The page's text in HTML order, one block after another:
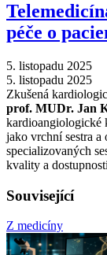
péče o
5. listopadu 2025
5. listopadu 2025
Zkušená
prof. MUDr. Jan
jako vrchní sestra a
specializovaných
kvality a
Související
Z medicíny